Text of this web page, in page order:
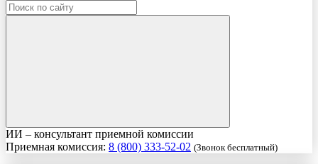
ИИ – консультант приемной комиссии
Приемная комиссия: 8 (800) 333-52-02 (Звонок бесплатный)